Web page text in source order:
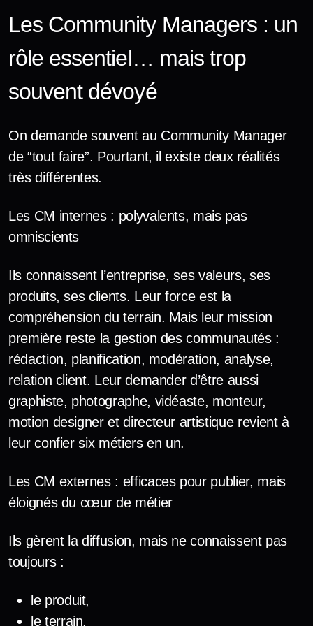
Les Community Managers : un
rôle essentiel… mais trop
souvent dévoyé
On demande souvent au Community Manager
de “tout faire”. Pourtant, il existe deux réalités
très différentes.
Les CM internes : polyvalents, mais pas
omniscients
Ils connaissent l’entreprise, ses valeurs, ses
produits, ses clients. Leur force est la
compréhension du terrain. Mais leur mission
première reste la gestion des communautés :
rédaction, planification, modération, analyse,
relation client. Leur demander d’être aussi
graphiste, photographe, vidéaste, monteur,
motion designer et directeur artistique revient à
leur confier six métiers en un.
Les CM externes : efficaces pour publier, mais
éloignés du cœur de métier
Ils gèrent la diffusion, mais ne connaissent pas
toujours :
le produit,
le terrain,